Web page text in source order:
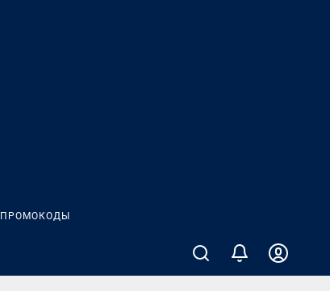
ПРОМОКОДЫ